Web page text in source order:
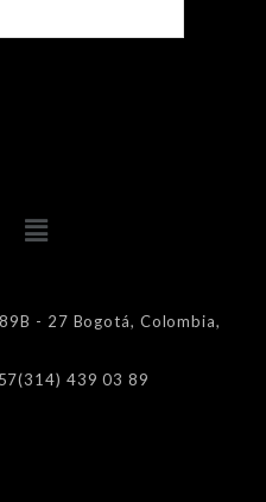
- 27 Bogotá, Colombia,
439 03 89